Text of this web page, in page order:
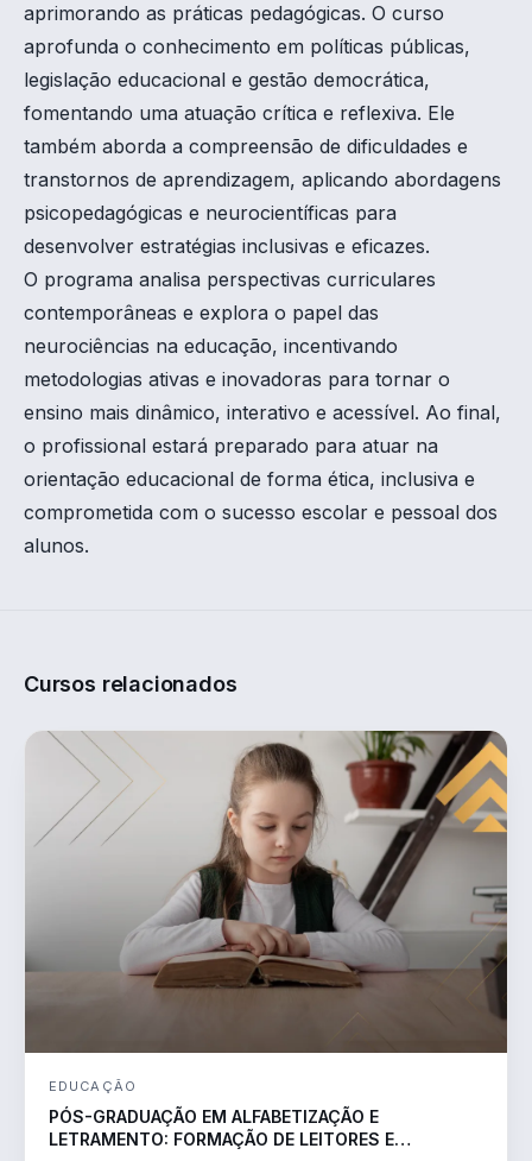
aprimorando as práticas pedagógicas. O curso
aprofunda o conhecimento em políticas públicas,
legislação educacional e gestão democrática,
fomentando uma atuação crítica e reflexiva. Ele
também aborda a compreensão de dificuldades e
transtornos de aprendizagem, aplicando abordagens
psicopedagógicas e neurocientíficas para
desenvolver estratégias inclusivas e eficazes.
O programa analisa perspectivas curriculares
contemporâneas e explora o papel das
neurociências na educação, incentivando
metodologias ativas e inovadoras para tornar o
ensino mais dinâmico, interativo e acessível. Ao final,
o profissional estará preparado para atuar na
orientação educacional de forma ética, inclusiva e
comprometida com o sucesso escolar e pessoal dos
alunos.
Cursos relacionados
EDUCAÇÃO
PÓS-GRADUAÇÃO EM ALFABETIZAÇÃO E
LETRAMENTO: FORMAÇÃO DE LEITORES E